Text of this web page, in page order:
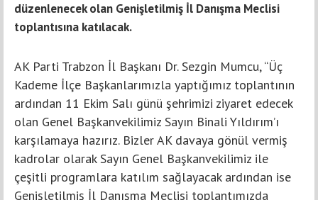
düzenlenecek olan Genişletilmiş İl Danışma Meclisi
toplantısına katılacak.
AK Parti Trabzon İl Başkanı Dr. Sezgin Mumcu, “Üç
Kademe İlçe Başkanlarımızla yaptığımız toplantının
ardından 11 Ekim Salı günü şehrimizi ziyaret edecek
olan Genel Başkanvekilimiz Sayın Binali Yıldırım’ı
karşılamaya hazırız. Bizler AK davaya gönül vermiş
kadrolar olarak Sayın Genel Başkanvekilimiz ile
çeşitli programlara katılım sağlayacak ardından ise
Genişletilmiş İl Danışma Meclisi toplantımızda